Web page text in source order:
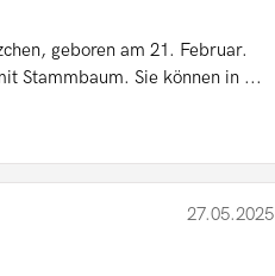
geboren am 21. Februar.
Stammbaum. Sie können in ...
27.05.2025